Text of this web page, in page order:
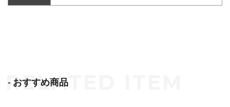
- おすすめ商品